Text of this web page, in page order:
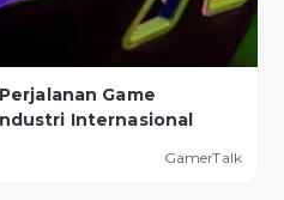
Game
Internasional
GamerTalk